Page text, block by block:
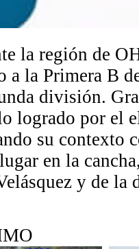
la región de
a la Primera B
división.
logrado por el
su contexto
en la
y de